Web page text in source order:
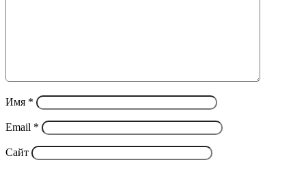
Имя *
Email *
Сайт